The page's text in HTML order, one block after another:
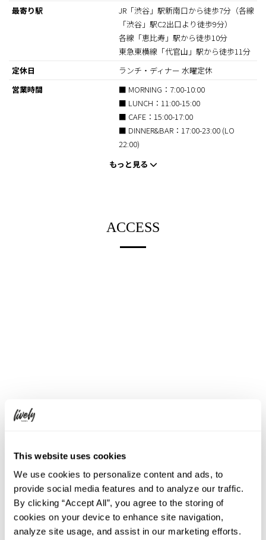
This website uses cookies
We use cookies to personalize content and ads, to
provide social media features and to analyze our traffic.
By clicking “Accept All”, you agree to the storing of
cookies on your device to enhance site navigation,
analyze site usage, and assist in our marketing efforts.
最寄り駅
JR「渋谷」駅新南口から徒歩7分（各線
「渋谷」駅C2出口より徒歩9分）
各線「恵比寿」駅から徒歩10分
東急東横線「代官山」駅から徒歩11分
定休日
ランチ・ディナー 水曜定休
営業時間
■ MORNING：7:00-10:00
■ LUNCH：11:00-15:00
■ CAFE：15:00-17:00
■ DINNER&BAR：17:00-23:00 (LO
22:00)
（Suica、PASMO、QUICPay、ID）
年齢制限： なし
子供メニュー： あり
子供席制限： なし
子供椅子： あり
時間帯制限： 全時間帯可
ACCESS